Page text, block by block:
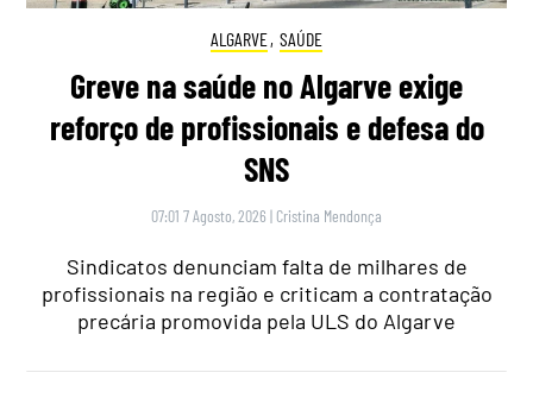
ALGARVE, SAÚDE
Greve na saúde no Algarve exige
reforço de profissionais e defesa do
SNS
07:01 7 Agosto, 2026 | Cristina Mendonça
Sindicatos denunciam falta de milhares de
profissionais na região e criticam a contratação
precária promovida pela ULS do Algarve